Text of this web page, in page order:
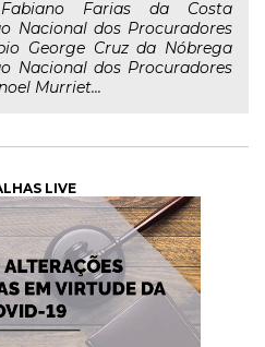
Farias da Costa
Nacional dos Procuradores
George Cruz da Nóbrega
Nacional dos Procuradores
Murriet...
LIVE